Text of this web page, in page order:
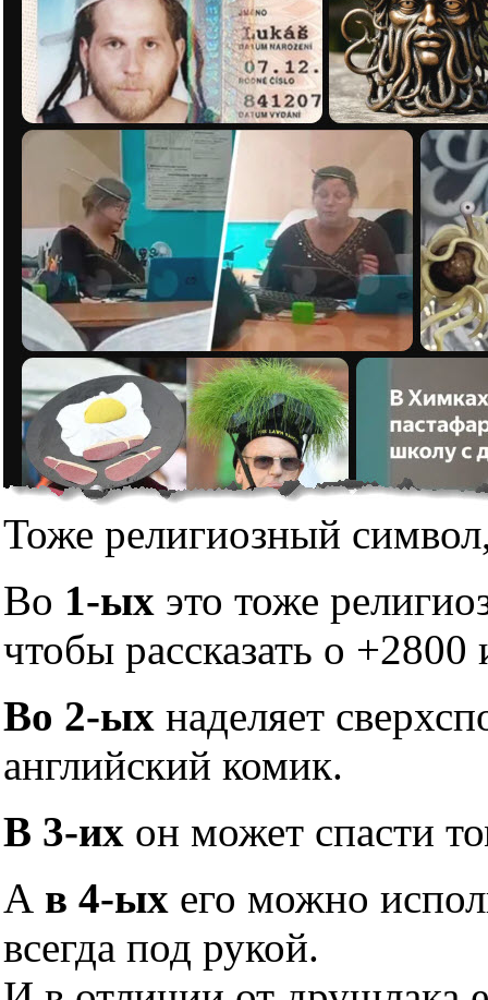
Тоже религиозный
Во 1-ых это тоже
чтобы рассказать о +2800
Во 2-ых наделяет
английский комик.
В 3-их он может спасти
А в 4-ых его можно
всегда под рукой.